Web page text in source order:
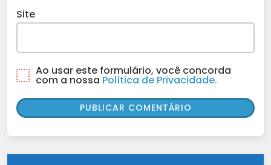
Site
Ao usar este formulário, você concorda
com a nossa Política de Privacidade.